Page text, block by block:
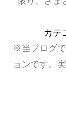
カテ
※当ブログ
ョンです。